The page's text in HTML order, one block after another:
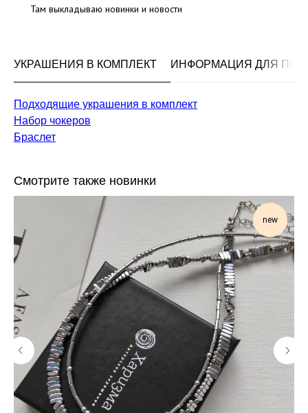
Там выкладываю новинки и новости
УКРАШЕНИЯ В КОМПЛЕКТ ИНФОРМАЦИЯ ДЛЯ
Подходящие украшения в комплект
Набор чокеров
Браслет
Смотрите также новинки
new